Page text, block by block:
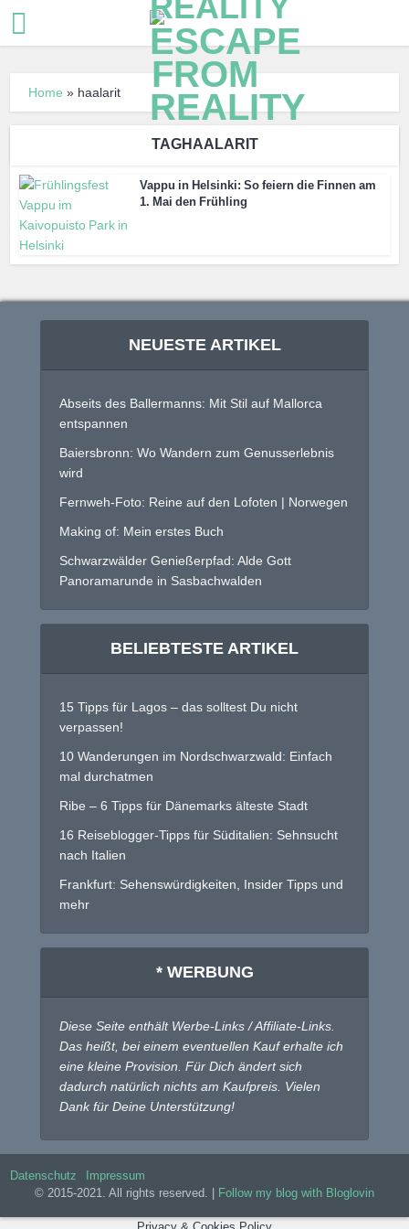
Home » haalarit
TAGHAALARIT
Vappu in Helsinki: So feiern die Finnen am
1. Mai den Frühling
NEUESTE ARTIKEL
Abseits des Ballermanns: Mit Stil auf Mallorca
entspannen
Baiersbronn: Wo Wandern zum Genusserlebnis
wird
Fernweh-Foto: Reine auf den Lofoten | Norwegen
Making of: Mein erstes Buch
Schwarzwälder Genießerpfad: Alde Gott
Panoramarunde in Sasbachwalden
BELIEBTESTE ARTIKEL
15 Tipps für Lagos – das solltest Du nicht
verpassen!
10 Wanderungen im Nordschwarzwald: Einfach
mal durchatmen
Ribe – 6 Tipps für Dänemarks älteste Stadt
16 Reiseblogger-Tipps für Süditalien: Sehnsucht
nach Italien
Frankfurt: Sehenswürdigkeiten, Insider Tipps und
mehr
* WERBUNG
Diese Seite enthält Werbe-Links / Affiliate-Links.
Das heißt, bei einem eventuellen Kauf erhalte ich
eine kleine Provision. Für Dich ändert sich
dadurch natürlich nichts am Kaufpreis. Vielen
Dank für Deine Unterstützung!
Datenschutz
Impressum
© 2015-2021. All rights reserved. |
Follow my blog with Bloglovin